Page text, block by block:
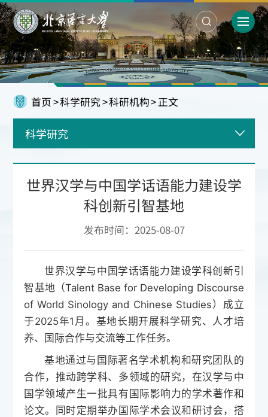
首页>科学研究>科研机构>正文
科学研究
世界汉学与中国学话语能力建设学
科创新引智基地
发布时间：2025-08-07
世界汉学与中国学话语能力建设学科创新引
智基地（Talent Base for Developing Discourse
of World Sinology and Chinese Studies）成立
于2025年1月。基地长期开展科学研究、人才培
养、国际合作与交流等工作任务。
基地通过与国际著名学术机构和研究团队的
合作，推动跨学科、多领域的研究，在汉学与中
国学领域产生一批具有国际影响力的学术著作和
论文。同时定期举办国际学术会议和研讨会，搭